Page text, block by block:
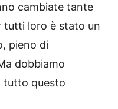
cambiate tante
tutti loro è stato un
pieno di
dobbiamo
tutto questo